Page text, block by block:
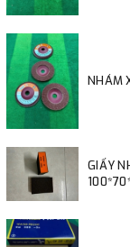
NHÁM
GIẤY